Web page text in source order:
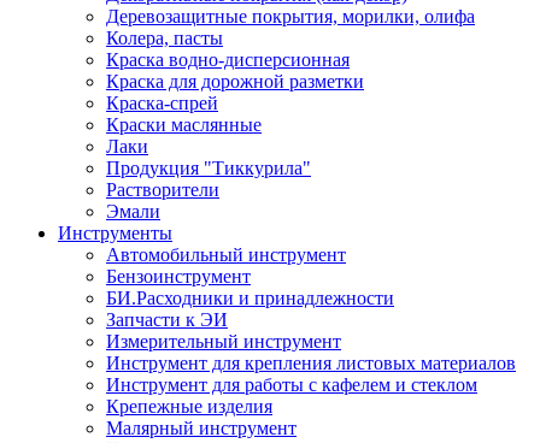
Деревозащитные покрытия, морилки, олифа
Колера, пасты
Краска водно-дисперсионная
Краска для дорожной разметки
Краска-спрей
Краски маслянные
Лаки
Продукция "Тиккурила"
Растворители
Эмали
Инструменты
Автомобильный инструмент
Бензоинструмент
БИ.Расходники и принадлежности
Запчасти к ЭИ
Измерительный инструмент
Инструмент для крепления листовых материалов
Инструмент для работы с кафелем и стеклом
Крепежные изделия
Малярный инструмент